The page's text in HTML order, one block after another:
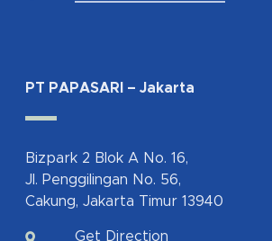
PT PAPASARI – Jakarta
Bizpark 2 Blok A No. 16,
Jl. Penggilingan No. 56,
Cakung, Jakarta Timur 13940
Get Direction